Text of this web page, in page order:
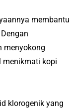
membantu
menyokong
menikmati kopi
klorogenik yang